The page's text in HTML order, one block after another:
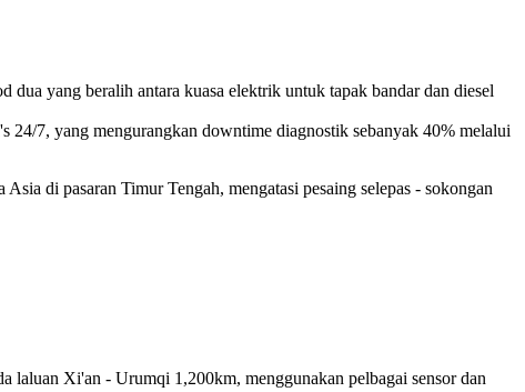
yang beralih antara kuasa elektrik untuk tapak bandar dan diesel
7, yang mengurangkan downtime diagnostik sebanyak 40% melalui
di pasaran Timur Tengah, mengatasi pesaing selepas - sokongan
laluan Xi'an - Urumqi 1,200km, menggunakan pelbagai sensor dan